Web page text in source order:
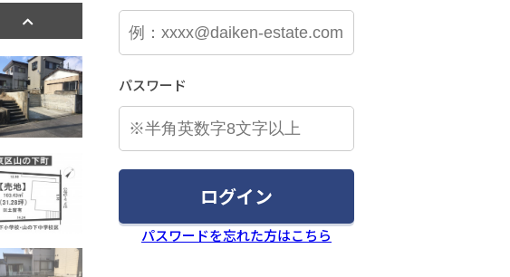
パスワード
ログイン
パスワードを忘れた方はこちら